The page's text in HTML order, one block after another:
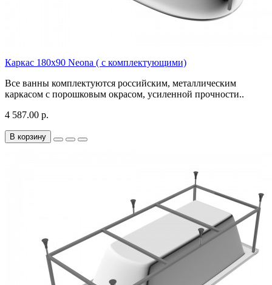
Каркас 180х90 Neona ( с комплектующими)
Все ванны комплектуются российским, металлическим
каркасом с порошковым окрасом, усиленной прочности..
4 587.00 р.
В корзину